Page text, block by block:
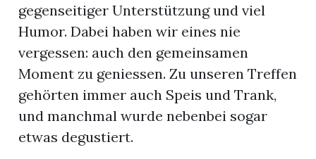
gegenseitiger Unterstützung und viel
Humor. Dabei haben wir eines nie
vergessen: auch den gemeinsamen
Moment zu geniessen. Zu unseren Treffen
gehörten immer auch Speis und Trank,
und manchmal wurde nebenbei sogar
etwas degustiert.